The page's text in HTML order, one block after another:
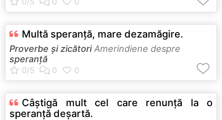
Multă speranţă, mare dezamăgire.
Proverbe și zicătoriAmerindiene despre
speranță
Câştigă mult cel care renunţă la o
speranţă deşartă.